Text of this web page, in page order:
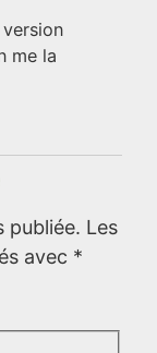
me la
publiée. Les
avec *